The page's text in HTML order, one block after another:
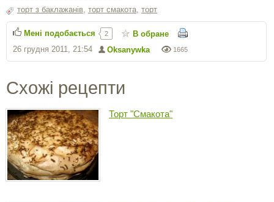
торт з баклажанів, торт смакота, торт
1665
Oksanywka
26 грудня 2011, 21:54
Мені подобається 2 В обране
Схожі рецепти
Торт "Смакота"